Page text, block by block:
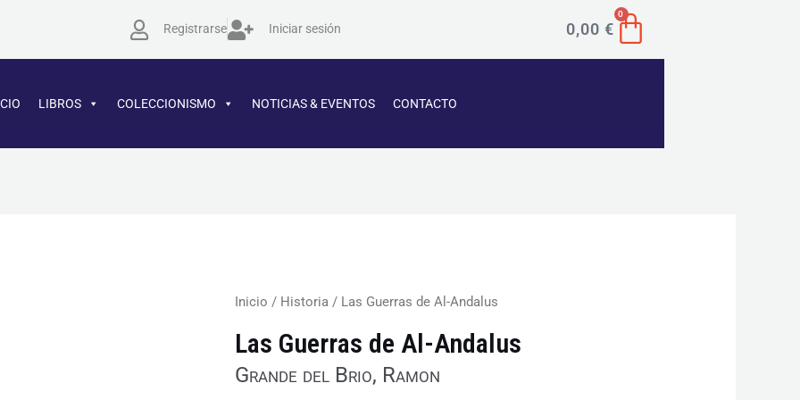
Registrarse Iniciar sesión 0,00 €
0
CART
LIBROS COLECCIONISMO NOTICIAS & EVENTOS CONTACTO
Inicio / Historia / Las Guerras de Al-Andalus
Las Guerras de Al-Andalus
Grande del Brio, Ramon
Las
de
Al-